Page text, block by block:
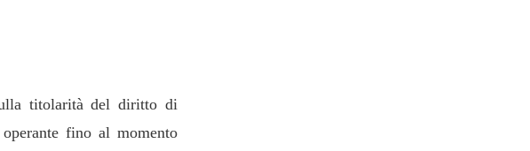
titolarità del diritto di
fino al momento